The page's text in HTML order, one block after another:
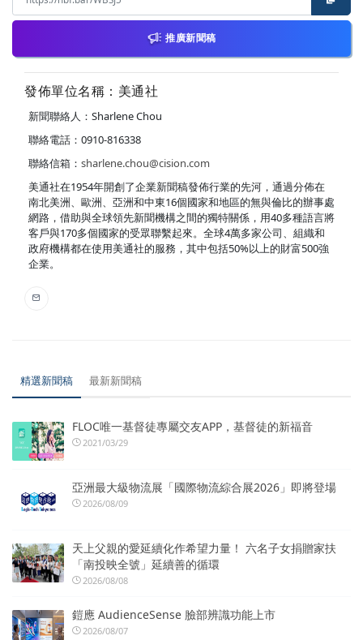
推廣新聞稿
發佈單位名稱：美通社
新聞聯絡人：Sharlene Chou
聯絡電話：0910-816338
聯絡信箱： sharlene.chou@cision.com
美通社在1954年開創了企業新聞稿發佈行業的先河，通過分佈在
南北美洲、歐洲、亞洲和中東16個國家和地區的無與倫比的辦事處
網路，借助與全球領先新聞機構之間的獨特關係，用40多種語言將
客戶與170多個國家的受眾聯繫起來。全球4萬多家公司、組織和
政府機構都在使用美通社的服務，其中包括50%以上的財富500強
企業。
精選新聞稿 最新新聞稿
FLOC唯一基督徒專屬交友APP，基督徒的新福音
2021/03/29
亞洲最大級物流展「國際物流綜合展2026」即將登場
2026/08/09
天上父親的愛延續化作希望力量！ 六名子女捐贈家扶
「南投映全號」延續善的循環
2026/08/08
鎧應 AudienceSense 臉部辨識功能上市
2026/08/07